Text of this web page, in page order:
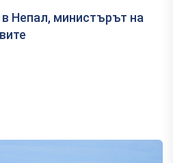
Непал, министърът на